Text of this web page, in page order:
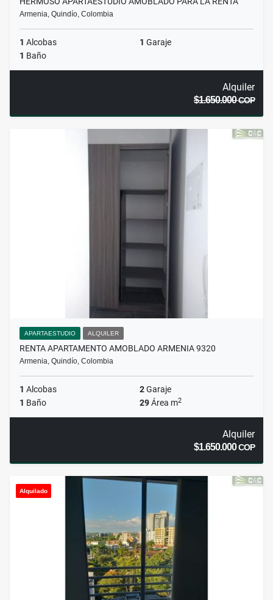
Armenia, Quindío, Colombia
1 Alcobas 1 Garaje
1 Baño
Alquiler
$1.650.000COP
APARTAESTUDIO ALQUILER
RENTA APARTAMENTO AMOBLADO ARMENIA 9320
Armenia, Quindío, Colombia
1 Alcobas 2Garaje
1 Baño 29Área m2
Alquiler
$1.650.000COP
Alquilado